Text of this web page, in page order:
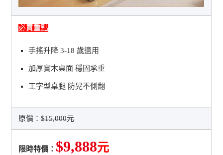
必買重點
手搖升降 3-18 歲適用
加厚實木桌面 穩固承重
工字型桌腿 防晃不側翻
原價：$15,000元
限時特價： $9,888元